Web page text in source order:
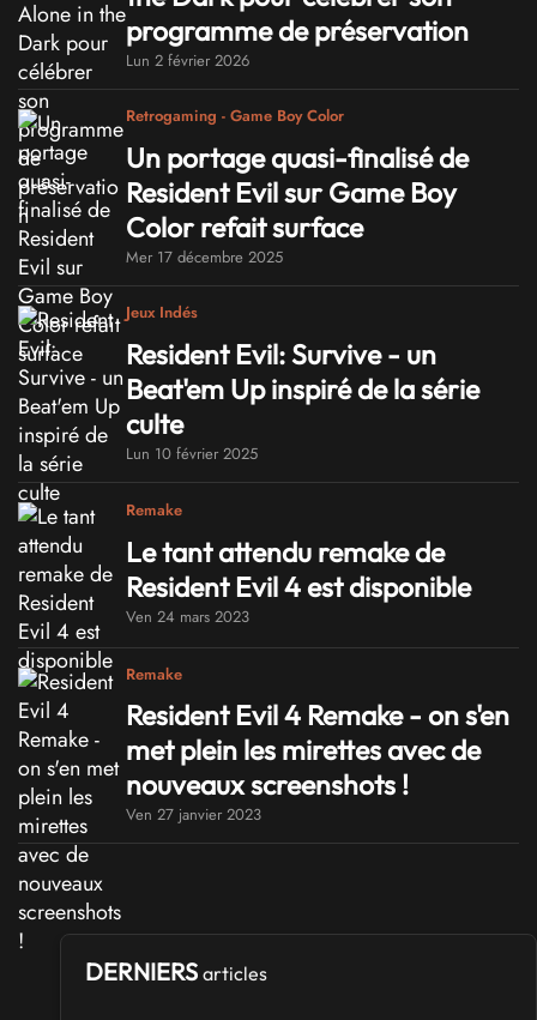
programme de préservation
Lun 2 février 2026
Retrogaming - Game Boy Color
Un portage quasi-finalisé de
Resident Evil sur Game Boy
Color refait surface
Mer 17 décembre 2025
Jeux Indés
Resident Evil: Survive - un
Beat'em Up inspiré de la série
culte
Lun 10 février 2025
Remake
Le tant attendu remake de
Resident Evil 4 est disponible
Ven 24 mars 2023
Remake
Resident Evil 4 Remake - on s'en
met plein les mirettes avec de
nouveaux screenshots !
Ven 27 janvier 2023
DERNIERS articles